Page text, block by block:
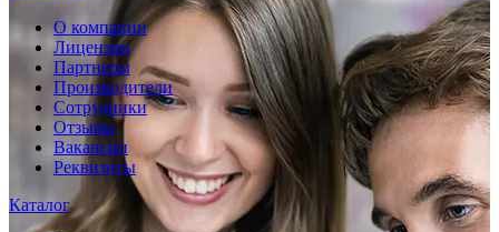
О компании
Лицензии
Партнеры
Производители
Сотрудники
Отзывы
Вакансии
Реквизиты
Каталог